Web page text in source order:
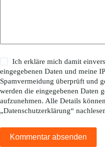
Ich erkläre mich damit
eingegebenen Daten und meine
Spamvermeidung überprüft und
werden die eingegebenen Daten
aufzunehmen. Alle Details
„Datenschutzerklärung“
Kommentar absenden